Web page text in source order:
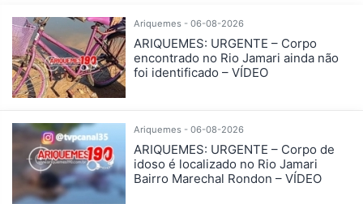
Ariquemes - 06-08-2026
ARIQUEMES: URGENTE – Corpo
encontrado no Rio Jamari ainda não
foi identificado – VÍDEO
Ariquemes - 06-08-2026
ARIQUEMES: URGENTE – Corpo de
idoso é localizado no Rio Jamari
Bairro Marechal Rondon – VÍDEO